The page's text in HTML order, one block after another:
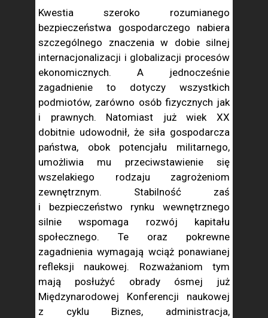
Kwestia szeroko rozumianego
bezpieczeństwa gospodarczego nabiera
szczególnego znaczenia w dobie silnej
internacjonalizacji i globalizacji procesów
ekonomicznych. A jednocześnie
zagadnienie to dotyczy wszystkich
podmiotów, zarówno osób fizycznych jak
i prawnych. Natomiast już wiek XX
dobitnie udowodnił, że siła gospodarcza
państwa, obok potencjału militarnego,
umożliwia mu przeciwstawienie się
wszelakiego rodzaju zagrożeniom
zewnętrznym. Stabilność zaś
i bezpieczeństwo rynku wewnętrznego
silnie wspomaga rozwój kapitału
społecznego. Te oraz pokrewne
zagadnienia wymagają wciąż ponawianej
refleksji naukowej. Rozważaniom tym
mają posłużyć obrady ósmej już
Międzynarodowej Konferencji naukowej
z cyklu Biznes, administracja,